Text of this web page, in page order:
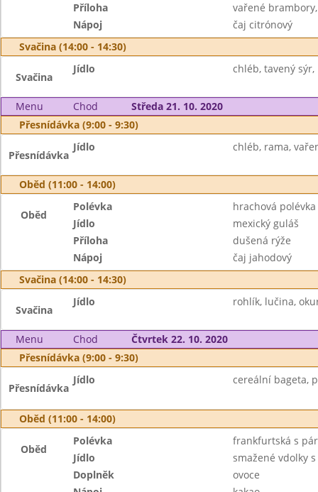
Příloha
vařené
Nápoj
čaj citrónový
Svačina (14:00 - 14:30)
Svačina
Jídlo chléb, tavený
Menu Chod
Středa 21. 10. 2020
Přesnídávka (9:00 - 9:30)
Přesnídávka
Jídlo chléb, rama,
Oběd (11:00 - 14:00)
Oběd
Polévka
hrachová polévka
Jídlo
mexický guláš
Příloha
dušená rýže
Nápoj
čaj jahodový
Svačina (14:00 - 14:30)
Svačina
Jídlo rohlík, lučina,
Menu Chod
Čtvrtek 22. 10. 2020
Přesnídávka (9:00 - 9:30)
Přesnídávka
Jídlo cereální bageta,
Oběd (11:00 - 14:00)
Oběd
Polévka
frankfurtská s
Jídlo
smažené vdolky
Doplněk
ovoce